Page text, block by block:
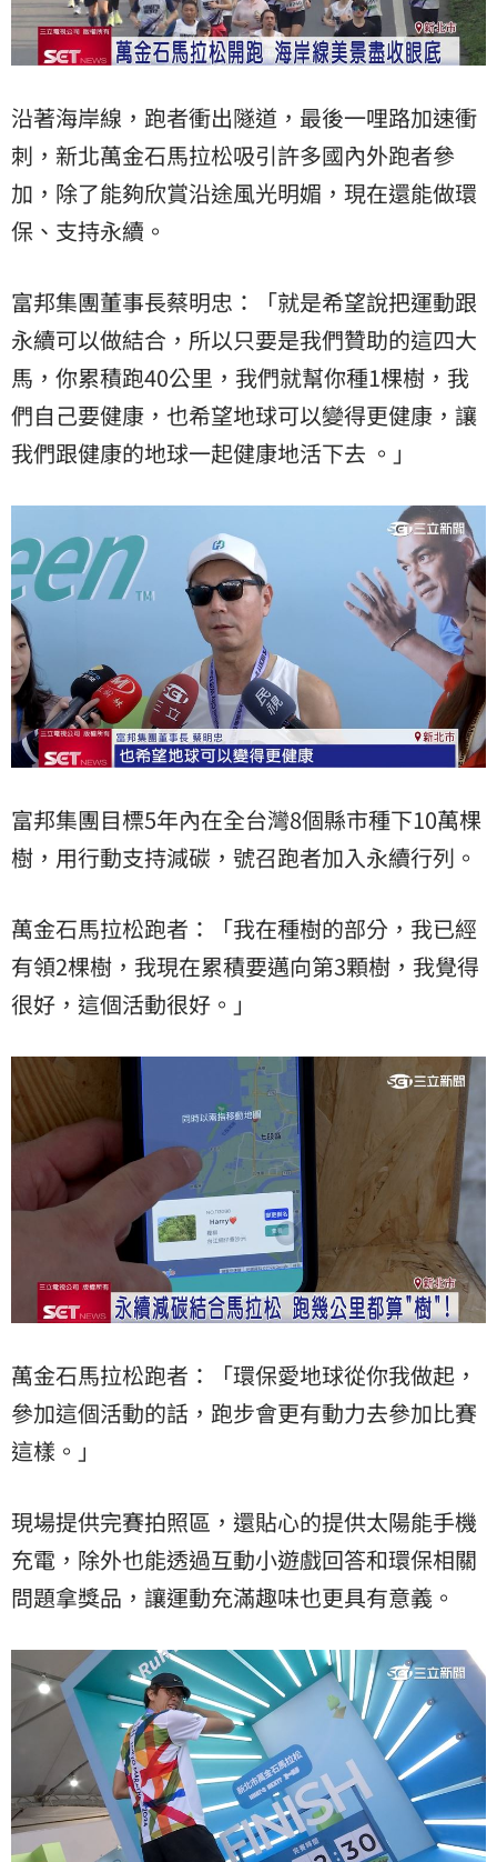
沿著海岸線，跑者衝出隧道，最後一哩路加速衝
刺，新北萬金石馬拉松吸引許多國內外跑者參
加，除了能夠欣賞沿途風光明媚，現在還能做環
保、支持永續。
富邦集團董事長蔡明忠：「就是希望說把運動跟
永續可以做結合，所以只要是我們贊助的這四大
馬，你累積跑40公里，我們就幫你種1棵樹，我
們自己要健康，也希望地球可以變得更健康，讓
我們跟健康的地球一起健康地活下去 。」
富邦集團目標5年內在全台灣8個縣市種下10萬棵
樹，用行動支持減碳，號召跑者加入永續行列。
萬金石馬拉松跑者：「我在種樹的部分，我已經
有領2棵樹，我現在累積要邁向第3顆樹，我覺得
很好，這個活動很好。」
萬金石馬拉松跑者：「環保愛地球從你我做起，
參加這個活動的話，跑步會更有動力去參加比賽
這樣。」
現場提供完賽拍照區，還貼心的提供太陽能手機
充電，除外也能透過互動小遊戲回答和環保相關
問題拿獎品，讓運動充滿趣味也更具有意義。